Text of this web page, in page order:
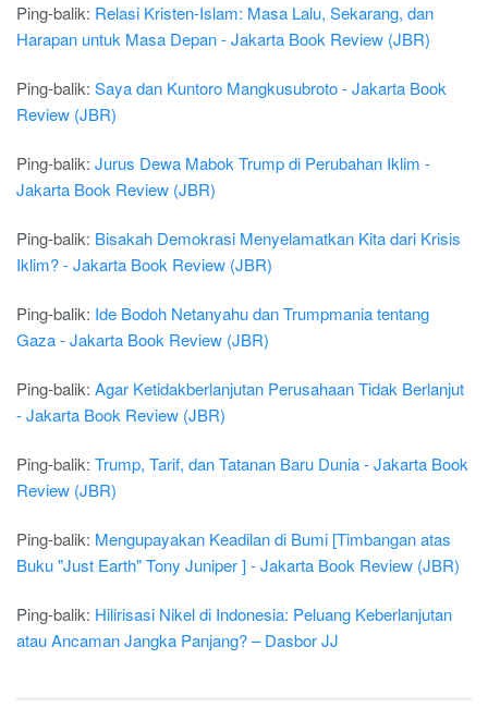
Ping-balik: Relasi Kristen-Islam: Masa Lalu, Sekarang, dan
Harapan untuk Masa Depan - Jakarta Book Review (JBR)
Ping-balik: Saya dan Kuntoro Mangkusubroto - Jakarta Book
Review (JBR)
Ping-balik: Jurus Dewa Mabok Trump di Perubahan Iklim -
Jakarta Book Review (JBR)
Ping-balik: Bisakah Demokrasi Menyelamatkan Kita dari Krisis
Iklim? - Jakarta Book Review (JBR)
Ping-balik: Ide Bodoh Netanyahu dan Trumpmania tentang
Gaza - Jakarta Book Review (JBR)
Ping-balik: Agar Ketidakberlanjutan Perusahaan Tidak Berlanjut
- Jakarta Book Review (JBR)
Ping-balik: Trump, Tarif, dan Tatanan Baru Dunia - Jakarta Book
Review (JBR)
Ping-balik: Mengupayakan Keadilan di Bumi [Timbangan atas
Buku "Just Earth" Tony Juniper ] - Jakarta Book Review (JBR)
Ping-balik: Hilirisasi Nikel di Indonesia: Peluang Keberlanjutan
atau Ancaman Jangka Panjang? – Dasbor JJ